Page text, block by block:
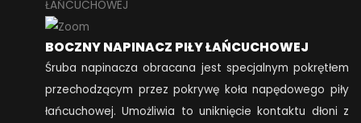
BOCZNY NAPINACZ PIŁY ŁAŃCUCHOWEJ
Śruba napinacza obracana jest specjalnym pokrętłem
przechodzącym przez pokrywę koła napędowego piły
łańcuchowej. Umożliwia to uniknięcie kontaktu dłoni z